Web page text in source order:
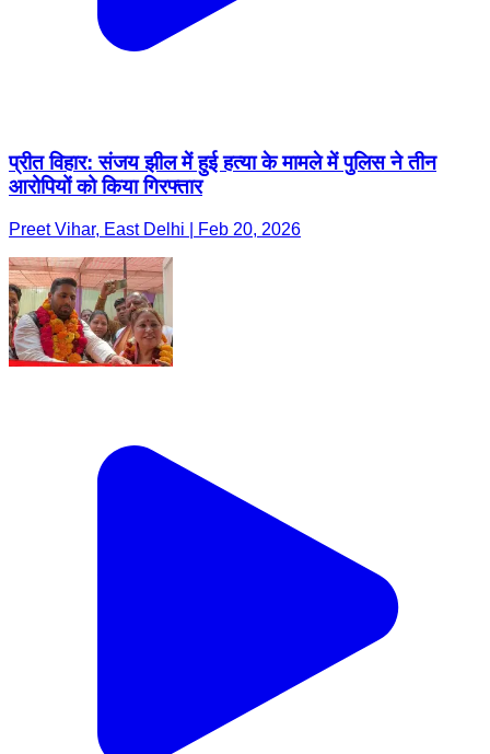
प्रीत विहार: संजय झील में हुई हत्या के मामले में पुलिस ने तीन
आरोपियों को किया गिरफ्तार
Preet Vihar, East Delhi | Feb 20, 2026